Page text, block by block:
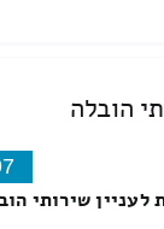
הובלה
לעניין שירותי